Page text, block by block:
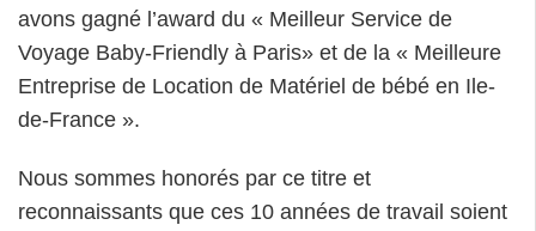
avons gagné l’award du « Meilleur Service de
Voyage Baby-Friendly à Paris» et de la « Meilleure
Entreprise de Location de Matériel de bébé en Ile-
de-France ».
Nous sommes honorés par ce titre et
reconnaissants que ces 10 années de travail soient